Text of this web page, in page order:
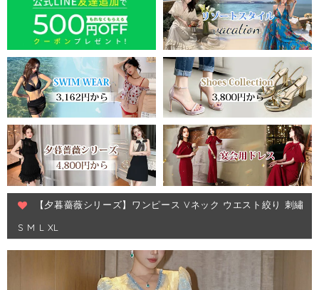
【夕暮薔薇シリーズ】ワンピース Vネック ウエスト絞り 刺繡
S M L XL